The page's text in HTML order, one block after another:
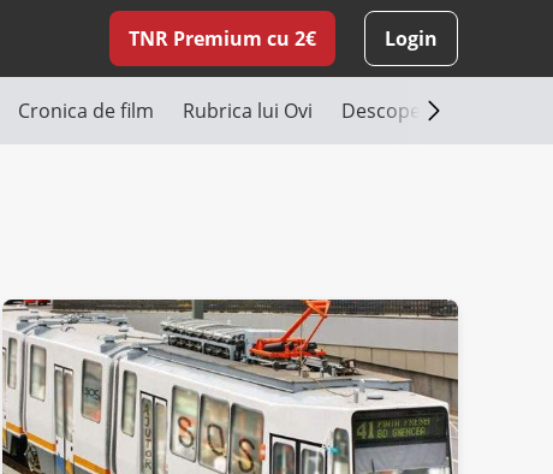
TNR Premium cu 2€ Login
Cronica de film Rubrica lui Ovi Descoperă România